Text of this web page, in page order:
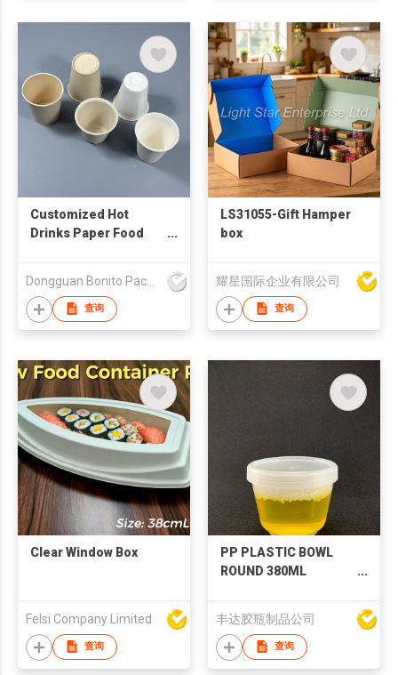
Customized Hot
Drinks Paper Food
Hot Tea Coffee Cup
Disposable Paper
Cup
Dongguan Bonito Packaging Co., Ltd.
查询
LS31055-Gift Hamper
box
耀星国际企业有限公司
查询
Clear Window Box
Felsi Company Limited
查询
PP PLASTIC BOWL
ROUND 380ML
丰达胶瓶制品公司
查询